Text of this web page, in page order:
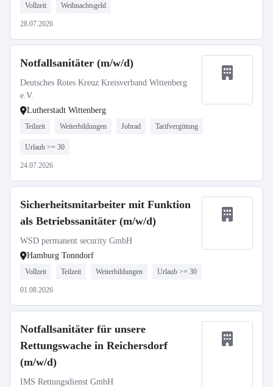
Vollzeit Weihnachtsgeld
28.07.2026
Notfallsanitäter (m/w/d)
Deutsches Rotes Kreuz Kreisverband Wittenberg
e.V.
Lutherstadt Wittenberg
Teilzeit Weiterbildungen Jobrad Tarifvergütung
Urlaub >= 30
24.07.2026
Sicherheitsmitarbeiter mit Funktion
als Betriebssanitäter (m/w/d)
WSD permanent security GmbH
Hamburg Tonndorf
Vollzeit Teilzeit Weiterbildungen Urlaub >= 30
01.08.2026
Notfallsanitäter für unsere
Rettungswache in Reichersdorf
(m/w/d)
IMS Rettungsdienst GmbH